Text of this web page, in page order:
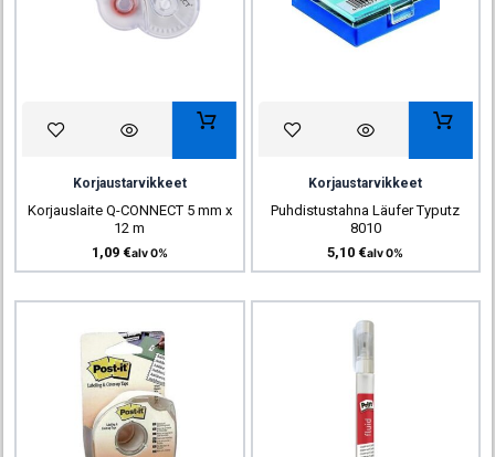
Korjaustarvikkeet
Korjauslaite Q-CONNECT 5 mm x
12 m
1,09 €alv 0%
Korjaustarvikkeet
Puhdistustahna Läufer Typutz
8010
5,10 €alv 0%